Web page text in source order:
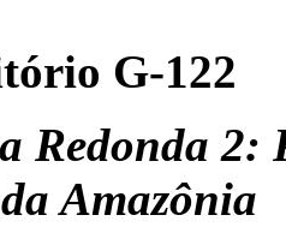
G-122
Redonda2:
Amazônia